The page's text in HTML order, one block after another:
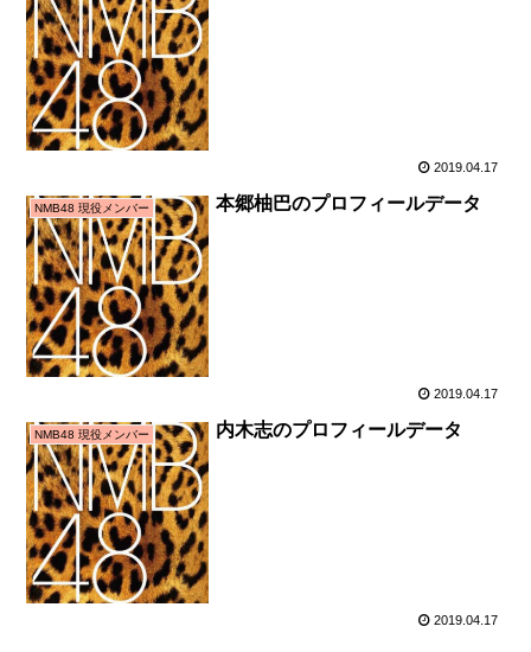
2019.04.17
NMB48 現役メンバー 本郷柚巴のプロフィールデータ
2019.04.17
NMB48 現役メンバー 内木志のプロフィールデータ
2019.04.17